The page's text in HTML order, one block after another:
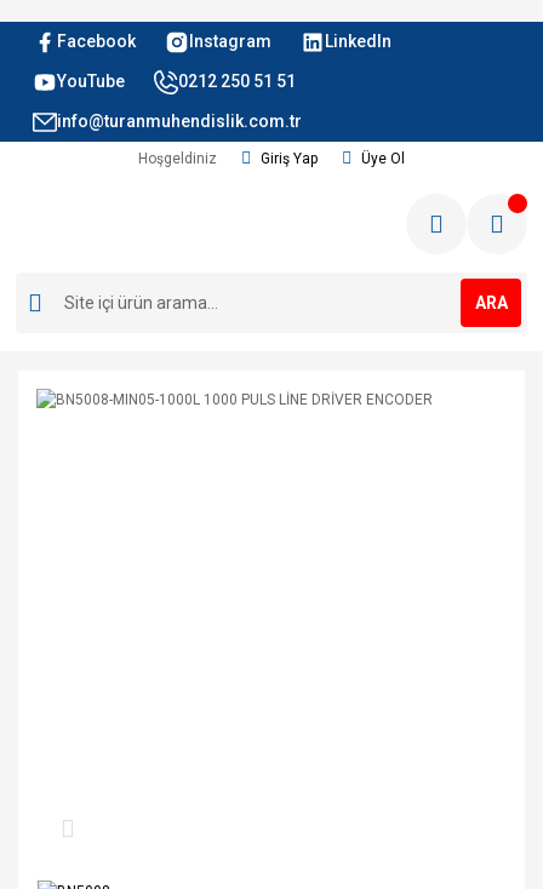
Facebook Instagram LinkedIn
YouTube 0212 250 51 51
info@turanmuhendislik.com.tr
Hoşgeldiniz Giriş Yap Üye Ol
ARA